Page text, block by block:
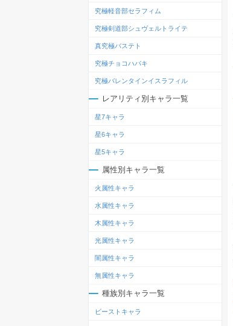
究極軽音部セラフィム
究極剣道部シュヴェルトライテ
真究極バステト
究極チョコハバキ
究極バレンタインイスラフィル
レアリティ別キャラ一覧
星7キャラ
星6キャラ
星5キャラ
属性別キャラ一覧
火属性キャラ
水属性キャラ
木属性キャラ
光属性キャラ
闇属性キャラ
無属性キャラ
種族別キャラ一覧
ビーストキャラ